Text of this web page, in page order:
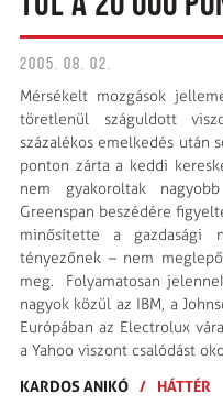
2005. 08. 02.
Mérsékelt mozgások
töretlenül száguldott
százalékos emelkedés után
ponton zárta a keddi
nem gyakoroltak
Greenspan beszédére
minősítette a gazdasági
tényezőnek – nem
meg. Folyamatosan
nagyok közül az IBM, a
Európában az Electrolux
a Yahoo viszont csalódást
KARDOS ANIKÓ / HÁTTÉR